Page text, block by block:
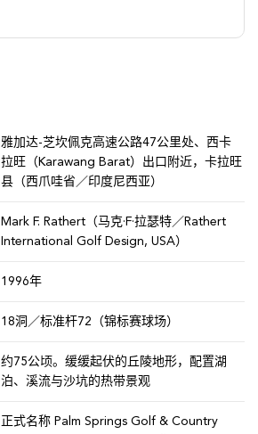
雅加达-芝坎佩克高速公路47公里处、西卡
拉旺（Karawang Barat）出口附近，卡拉旺
县（西爪哇省／印度尼西亚）
Mark F. Rathert（马克·F·拉瑟特／Rathert
International Golf Design, USA）
1996年
18洞／标准杆72（锦标赛球场）
约75公顷。缓缓起伏的丘陵地形，配置湖
泊、溪流与沙坑的热带景观
正式名称 Palm Springs Golf & Country